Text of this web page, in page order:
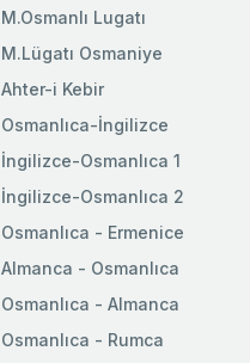
M.Osmanlı Lugatı
M.Lügatı Osmaniye
Ahter-i Kebir
Osmanlıca-İngilizce
İngilizce-Osmanlıca 1
İngilizce-Osmanlıca 2
Osmanlıca - Ermenice
Almanca - Osmanlıca
Osmanlıca - Almanca
Osmanlıca - Rumca